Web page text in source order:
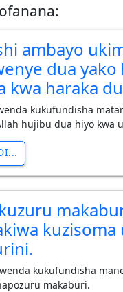
ambayo
dua yako
kwa haraka
kukufundisha
hujibu dua hiyo kwa
kuzisoma
kukufundisha
makaburi.